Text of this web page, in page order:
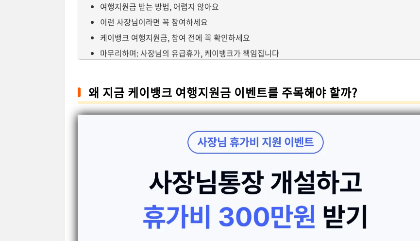
여행지원금 받는 방법, 어렵지 않아요
이런 사장님이라면 꼭 참여하세요
케이뱅크 여행지원금, 참여 전에 꼭 확인하세요
마무리하며: 사장님의 유급휴가, 케이뱅크가 책임집니다
왜 지금 케이뱅크 여행지원금 이벤트를 주목해야 할까?